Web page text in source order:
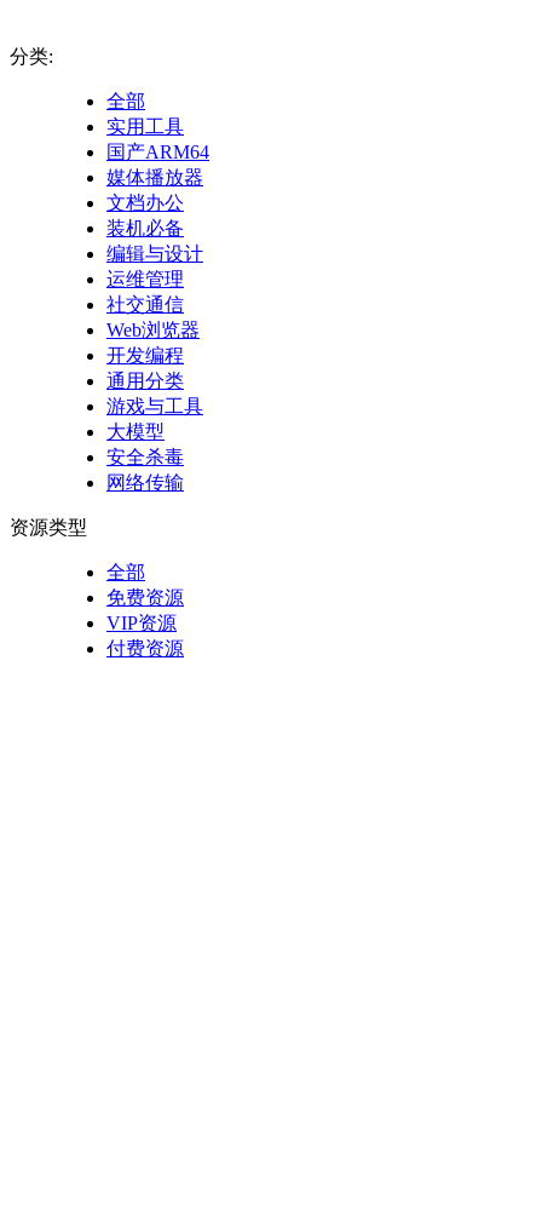
分类:
全部
实用工具
国产ARM64
媒体播放器
文档办公
装机必备
编辑与设计
运维管理
社交通信
Web浏览器
开发编程
通用分类
游戏与工具
大模型
安全杀毒
网络传输
资源类型
全部
免费资源
VIP资源
付费资源